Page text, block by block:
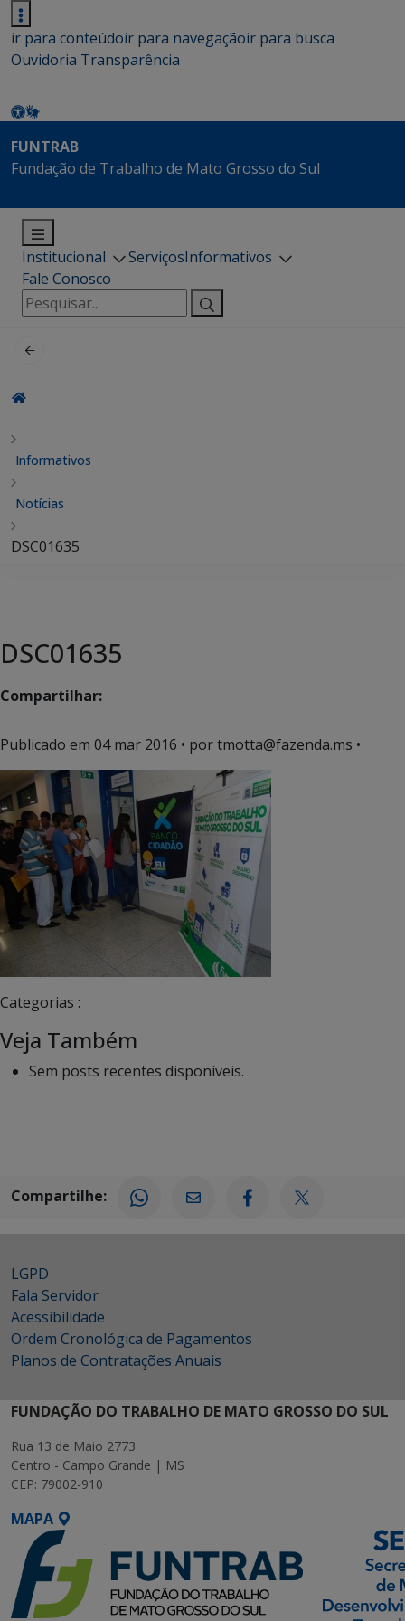
ir para conteúdoir para navegaçãoir para busca
Ouvidoria Transparência
FUNTRAB
Fundação de Trabalho de Mato Grosso do Sul
Institucional ServiçosInformativos
Fale Conosco
Pesquisar
por:
Informativos
Notícias
DSC01635
DSC01635
Compartilhar:
Publicado em 04 mar 2016 • por tmotta@fazenda.ms •
Categorias :
Veja Também
Sem posts recentes disponíveis.
Compartilhe:
LGPD
Fala Servidor
Acessibilidade
Ordem Cronológica de Pagamentos
Planos de Contratações Anuais
FUNDAÇÃO DO TRABALHO DE MATO GROSSO DO SUL
Rua 13 de Maio 2773
Centro - Campo Grande | MS
CEP: 79002-910
MAPA